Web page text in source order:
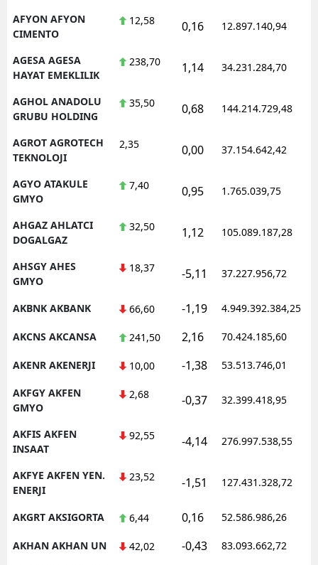
AFYON AFYON
CIMENTO
12,58 0,16 12.897.140,94
AGESA AGESA
HAYAT EMEKLILIK
238,70 1,14 34.231.284,70
AGHOL ANADOLU
GRUBU HOLDING
35,50 0,68 144.214.729,48
AGROT AGROTECH
TEKNOLOJI
2,35 0,00 37.154.642,42
AGYO ATAKULE
GMYO
7,40 0,95 1.765.039,75
AHGAZ AHLATCI
DOGALGAZ
32,50 1,12 105.089.187,28
AHSGY AHES
GMYO
18,37 -5,11 37.227.956,72
AKBNK AKBANK 66,60 -1,19 4.949.392.384,25
AKCNS AKCANSA 241,50 2,16 70.424.185,60
AKENR AKENERJI 10,00 -1,38 53.513.746,01
AKFGY AKFEN
GMYO
2,68 -0,37 32.399.418,95
AKFIS AKFEN
INSAAT
92,55 -4,14 276.997.538,55
AKFYE AKFEN YEN.
ENERJI
23,52 -1,51 127.431.328,72
AKGRT AKSIGORTA 6,44 0,16 52.586.986,26
AKHAN AKHAN UN 42,02 -0,43 83.093.662,72